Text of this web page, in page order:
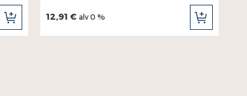
LISÄÄ
12,91 € alv 0 %
LISÄÄ